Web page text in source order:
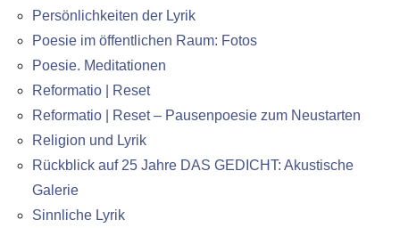
Persönlichkeiten der Lyrik
Poesie im öffentlichen Raum: Fotos
Poesie. Meditationen
Reformatio | Reset
Reformatio | Reset – Pausenpoesie zum Neustarten
Religion und Lyrik
Rückblick auf 25 Jahre DAS GEDICHT: Akustische
Galerie
Sinnliche Lyrik